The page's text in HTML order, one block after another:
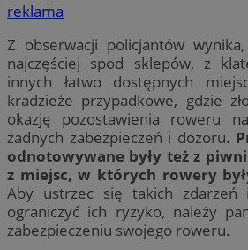
reklama
Z obserwacji policjantów
najczęściej spod sklepów, z
innych łatwo dostępnych
kradzieże przypadkowe, gdzie
okazję pozostawienia roweru
żadnych zabezpieczeń i dozoru.
odnotowywane były też z
z miejsc, w których rowery
Aby ustrzec się takich
ograniczyć ich ryzyko, należy
zabezpieczeniu swojego roweru.